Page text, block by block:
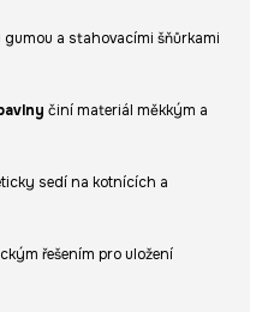
gumou a stahovacími šňůrkami
činí materiál měkkým a
sedí na kotnících a
řešením pro uložení